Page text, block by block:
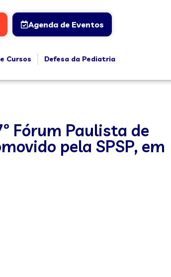
Agenda de Eventos
Cursos
Defesa da Pediatria
Fórum Paulista de
pela SPSP, em